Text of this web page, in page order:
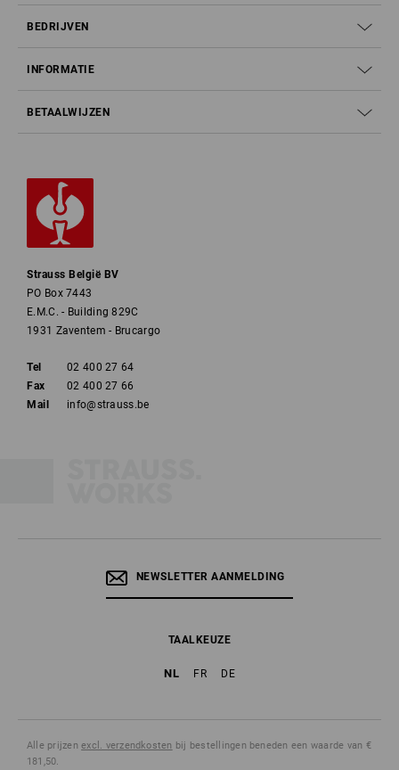
BEDRIJVEN
INFORMATIE
BETAALWIJZEN
Strauss België BV
PO Box 7443
E.M.C. - Building 829C
1931 Zaventem - Brucargo
Tel
02 400 27 64
Fax
02 400 27 66
Mail
info@strauss.be
NEWSLETTER AANMELDING
TAALKEUZE
NL FR DE
Alle prijzenexcl. verzendkosten bij bestellingen beneden een waarde van €
181,50.